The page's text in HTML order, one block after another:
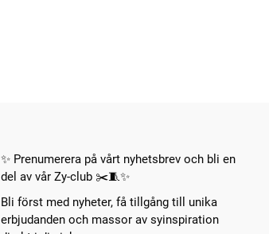
✨ Prenumerera på vårt nyhetsbrev och bli en
del av vår Zy-club ✂️🧵✨
Bli först med nyheter, få tillgång till unika
erbjudanden och massor av syinspiration